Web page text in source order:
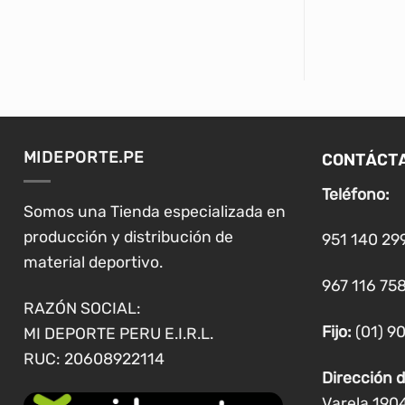
MIDEPORTE.PE
Somos una Tienda especializada en
producción y distribución de
material deportivo.
RAZÓN SOCIAL:
MI DEPORTE PERU E.I.R.L.
RUC: 20608922114
Teléfono:
951 140
967 116
Fijo: (01)
Dirección